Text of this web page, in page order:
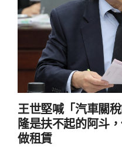
王世堅喊「汽車關
隆是扶不起的阿斗
做租賃